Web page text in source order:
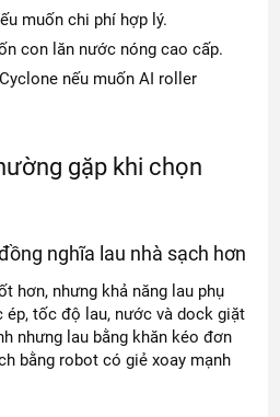
muốn chi phí hợp lý.
con lăn nước nóng cao cấp.
nếu muốn AI roller
gặp khi chọn
nghĩa lau nhà sạch hơn
hơn, nhưng khả năng lau phụ
ép, tốc độ lau, nước và dock giặt
nhưng lau bằng khăn kéo đơn
bằng robot có giẻ xoay mạnh